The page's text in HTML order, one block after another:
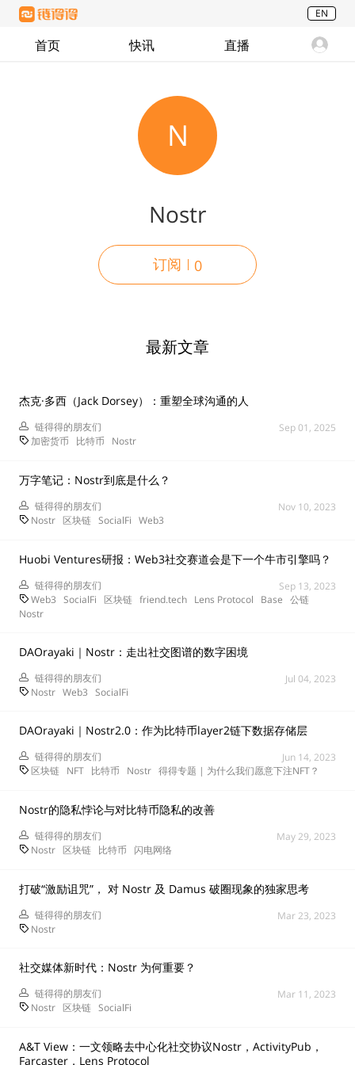
EN
首页 快讯 直播
N
Nostr
订阅 0
最新文章
杰克·多西（Jack Dorsey）：重塑全球沟通的人
链得得的朋友们
Sep 01, 2025
加密货币
比特币 Nostr
万字笔记：Nostr到底是什么？
链得得的朋友们
Nov 10, 2023
Nostr 区块链 SocialFi Web3
Huobi Ventures研报：Web3社交赛道会是下一个牛市引擎吗？
链得得的朋友们
Sep 13, 2023
Web3 SocialFi 区块链 friend.tech Lens Protocol Base 公链
Nostr
​DAOrayaki｜Nostr：走出社交图谱的数字困境
链得得的朋友们
Jul 04, 2023
Nostr Web3 SocialFi
DAOrayaki｜Nostr2.0：作为比特币layer2链下数据存储层
链得得的朋友们
Jun 14, 2023
区块链 NFT 比特币 Nostr 得得专题 | 为什么我们愿意下注NFT？
Nostr的隐私悖论与对比特币隐私的改善
链得得的朋友们
May 29, 2023
Nostr 区块链 比特币 闪电网络
打破“激励诅咒”， 对 Nostr 及 Damus 破圈现象的独家思考
链得得的朋友们
Mar 23, 2023
Nostr
社交媒体新时代：Nostr 为何重要？
链得得的朋友们
Mar 11, 2023
Nostr 区块链 SocialFi
A&T View：一文领略去中心化社交协议Nostr，ActivityPub，
Farcaster，Lens Protocol